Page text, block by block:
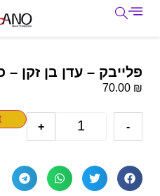
פלייבק – עדן בן זקן –
70.00 ₪
-
+